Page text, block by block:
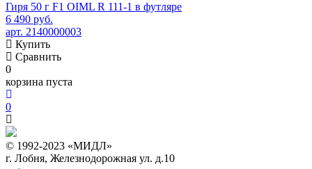
Гиря 50 г F1 OIML R 111-1 в футляре
6 490 руб.
арт. 2140000003
Купить
Сравнить
0
корзина пуста
0
© 1992-2023 «МИДЛ»
г. Лобня, Железнодорожная ул. д.10